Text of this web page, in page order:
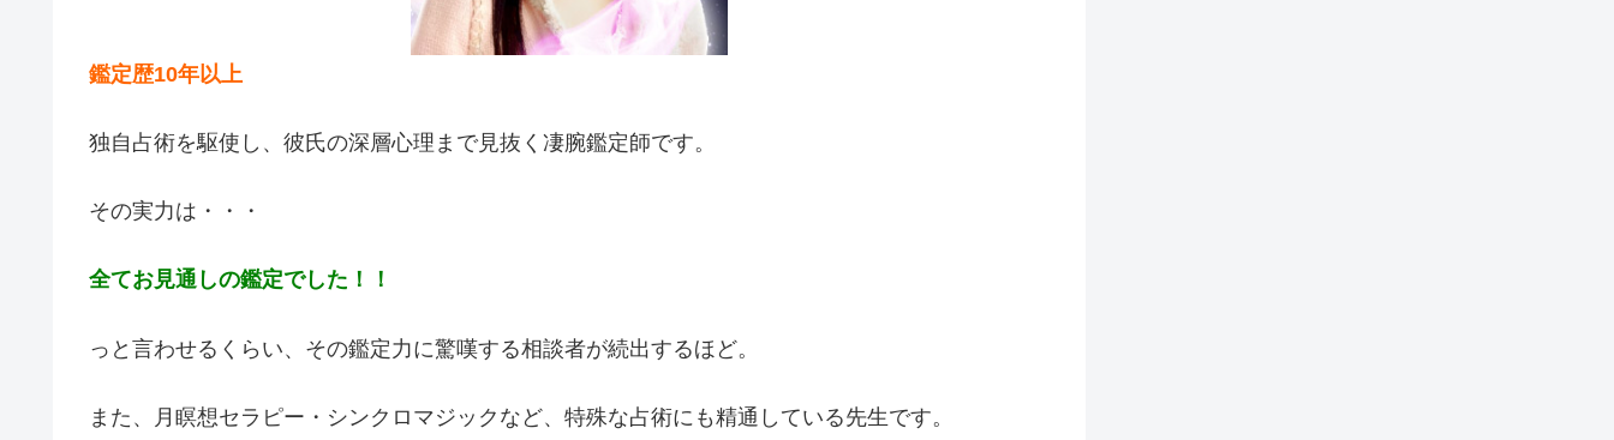
鑑定歴10年以上
独自占術を駆使し、彼氏の深層心理まで見抜く凄腕鑑定師です。
その実力は・・・
全てお見通しの鑑定でした！！
っと言わせるくらい、その鑑定力に驚嘆する相談者が続出するほど。
また、月瞑想セラピー・シンクロマジックなど、特殊な占術にも精通している先生です。